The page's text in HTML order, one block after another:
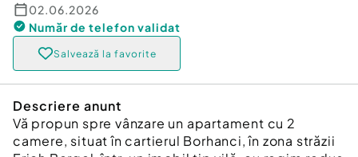
02.06.2026
Număr de telefon validat
Salvează la favorite
Descriere anunt
Vă propun spre vânzare un apartament cu 2
camere, situat în cartierul Borhanci, în zona străzii